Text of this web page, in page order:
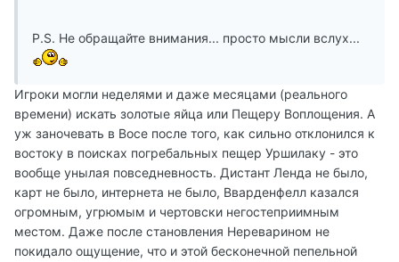
P.S. Не обращайте внимания... просто мысли вслух...
Игроки могли неделями и даже месяцами (реального
времени) искать золотые яйца или Пещеру Воплощения. А
уж заночевать в Восе после того, как сильно отклонился к
востоку в поисках погребальных пещер Уршилаку - это
вообще унылая повседневность. Дистант Ленда не было,
карт не было, интернета не было, Вварденфелл казался
огромным, угрюмым и чертовски негостеприимным
местом. Даже после становления Нереварином не
покидало ощущение, что и этой бесконечной пепельной